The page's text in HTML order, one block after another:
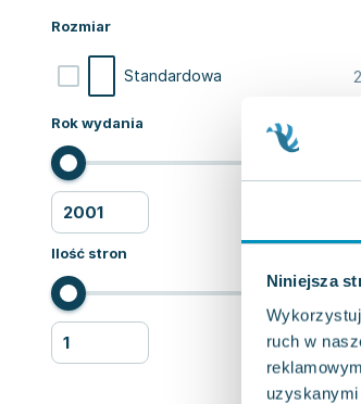
Niniejsza
ruch w
Rozmiar
Standardowa 2
Rok wydania
Ilość stron